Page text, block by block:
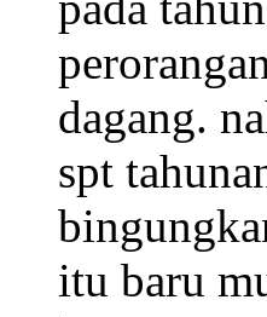
dagang.
spt
itu baru